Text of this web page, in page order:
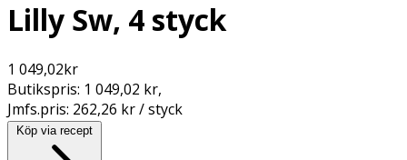
Lilly Sw, 4 styck
1 049,02kr
Butikspris: 1 049,02 kr,
Jmfs.pris: 262,26 kr / styck
Köp via recept